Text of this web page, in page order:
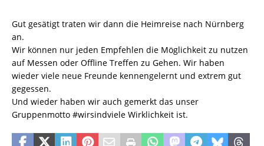
Gut gesätigt traten wir dann die Heimreise nach Nürnberg
an.
Wir können nur jeden Empfehlen die Möglichkeit zu nutzen
auf Messen oder Offline Treffen zu Gehen. Wir haben
wieder viele neue Freunde kennengelernt und extrem gut
gegessen.
Und wieder haben wir auch gemerkt das unser
Gruppenmotto #wirsindviele Wirklichkeit ist.